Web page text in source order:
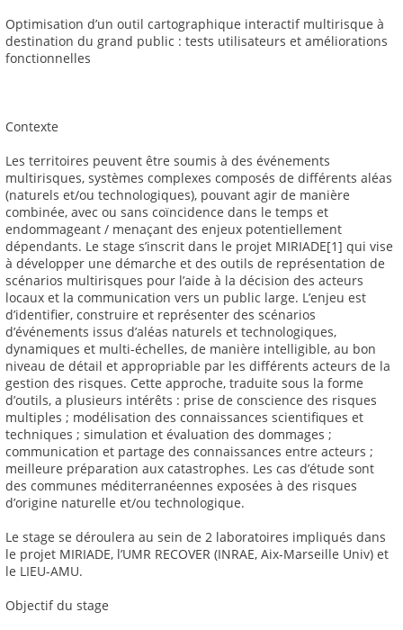
Optimisation d’un outil cartographique interactif multirisque à
destination du grand public : tests utilisateurs et améliorations
fonctionnelles
Contexte
Les territoires peuvent être soumis à des événements
multirisques, systèmes complexes composés de différents aléas
(naturels et/ou technologiques), pouvant agir de manière
combinée, avec ou sans coïncidence dans le temps et
endommageant / menaçant des enjeux potentiellement
dépendants. Le stage s’inscrit dans le projet MIRIADE[1] qui vise
à développer une démarche et des outils de représentation de
scénarios multirisques pour l’aide à la décision des acteurs
locaux et la communication vers un public large. L’enjeu est
d’identifier, construire et représenter des scénarios
d’événements issus d’aléas naturels et technologiques,
dynamiques et multi-échelles, de manière intelligible, au bon
niveau de détail et appropriable par les différents acteurs de la
gestion des risques. Cette approche, traduite sous la forme
d’outils, a plusieurs intérêts : prise de conscience des risques
multiples ; modélisation des connaissances scientifiques et
techniques ; simulation et évaluation des dommages ;
communication et partage des connaissances entre acteurs ;
meilleure préparation aux catastrophes. Les cas d’étude sont
des communes méditerranéennes exposées à des risques
d’origine naturelle et/ou technologique.
Le stage se déroulera au sein de 2 laboratoires impliqués dans
le projet MIRIADE, l’UMR RECOVER (INRAE, Aix-Marseille Univ) et
le LIEU-AMU.
Objectif du stage